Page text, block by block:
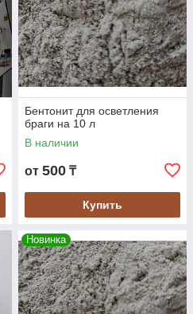
Бентонит для осветления
браги на 10 л
В наличии
от 500 ₸
Купить
Новинка